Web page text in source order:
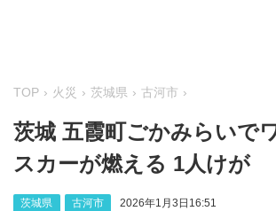
TOP 火災 茨城県 古河市
茨城 五霞町ごかみらいで
スカーが燃える 1人けが
茨城県 古河市 2026年1月3日16:51